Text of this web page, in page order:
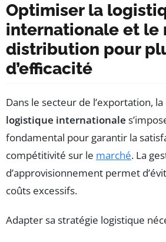
Optimiser la
internationale et le
distribution pour
d’efficacité
Dans le secteur de l’exportation,
logistique internationale
fondamental pour garantir la
compétitivité sur le marché. La
d’approvisionnement permet
coûts excessifs.
Adapter sa stratégie logistique